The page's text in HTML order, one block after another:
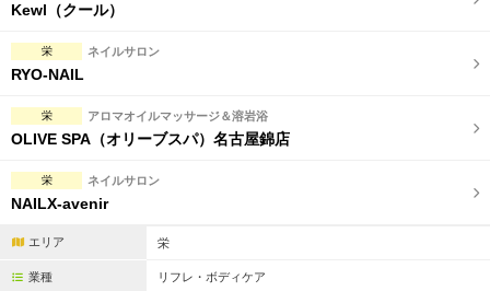
Kewl（クール）
栄 ネイルサロン
RYO-NAIL
栄 アロマオイルマッサージ＆溶岩浴
OLIVE SPA（オリーブスパ）名古屋錦店
栄 ネイルサロン
NAILX-avenir
エリア 栄
業種 リフレ・ボディケア